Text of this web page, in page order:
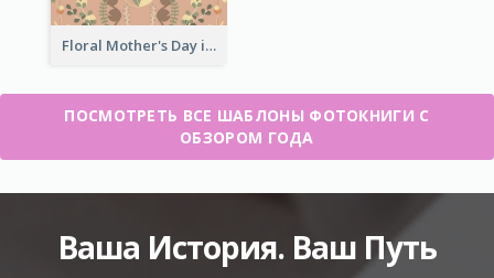
Floral Mother's Day in Review Photo Book
ПОСМОТРЕТЬ ВСЕ ШАБЛОНЫ ФОТОКНИГИ С
ОБЗОРОМ ГОДА
Ваша История. Ваш Путь